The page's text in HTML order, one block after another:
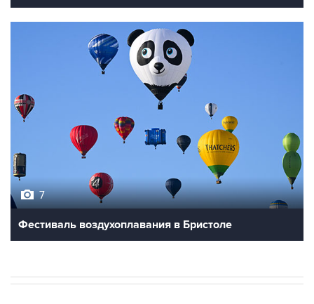
7
Фестиваль воздухоплавания в Бристоле